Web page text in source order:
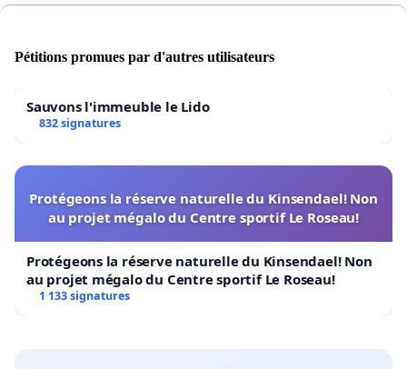
Ponteix. Demandons une ÉCOLE où les membres du
environnement scolaire possible. C’est peu demandé en
comparaison aux bienfaits apportés aux enfants!
Nous vous remercions sincèrement de votre appui.
Les parents du Conseil école et les élèves du secondaire
COMME MEMBRE DE LA COMMUNAUTÉ
FRANCOPHONE ET FRANCOPHILE, je me rallie autour
Pétitions promues par d'autres utilisateurs
Sauvons l'immeuble le Lido
832 signatures
Protégeons la réserve naturelle du Kinsendael! Non
au projet mégalo du Centre sportif Le Roseau!
Protégeons la réserve naturelle du Kinsendael! Non
au projet mégalo du Centre sportif Le Roseau!
1 133 signatures